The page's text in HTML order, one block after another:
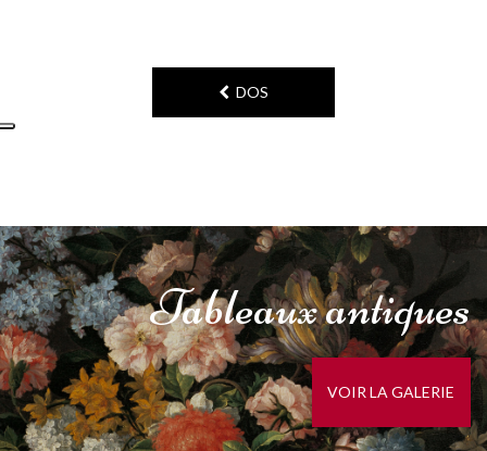
DOS
Tableauxantiques
VOIR LA GALERIE